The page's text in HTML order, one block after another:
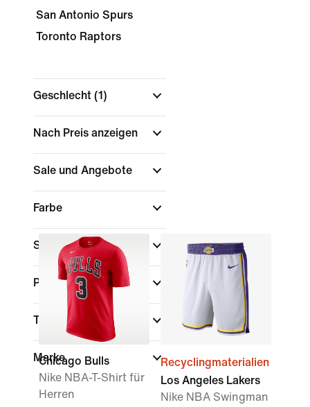
San Antonio Spurs
Toronto Raptors
Geschlecht (1)
Nach Preis anzeigen
Sale und Angebote
Farbe
Sport
Passform
Technologie
Marke
Chicago Bulls
Nike NBA-T-Shirt für
Herren
Recyclingmaterialien
Los Angeles Lakers
Nike NBA Swingman